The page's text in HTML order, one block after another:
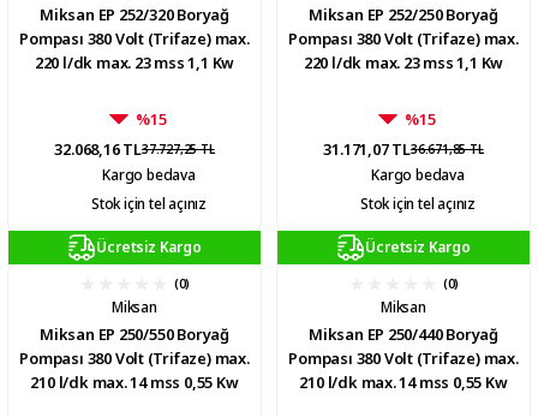
Miksan EP 252/320 Boryağ
Pompası 380 Volt (Trifaze) max.
220 l/dk max. 23 mss 1,1 Kw
%15
32.068,16 TL37.727,25 TL
Kargo bedava
Stok için tel açınız
Miksan EP 252/250 Boryağ
Pompası 380 Volt (Trifaze) max.
220 l/dk max. 23 mss 1,1 Kw
%15
31.171,07 TL36.671,85 TL
Kargo bedava
Stok için tel açınız
Ücretsiz Kargo
(0)
Miksan
Miksan EP 250/550 Boryağ
Pompası 380 Volt (Trifaze) max.
210 l/dk max. 14 mss 0,55 Kw
Ücretsiz Kargo
(0)
Miksan
Miksan EP 250/440 Boryağ
Pompası 380 Volt (Trifaze) max.
210 l/dk max. 14 mss 0,55 Kw